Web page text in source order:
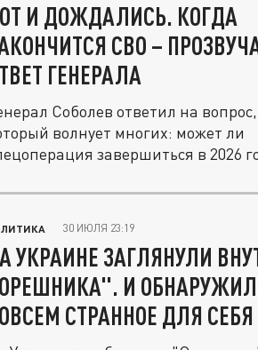
И ДОЖДАЛИСЬ. КОГДА
СВО –
ГЕНЕРАЛА
Соболев ответил на вопрос,
волнует многих: может ли
завершиться в 2026
30 ИЮЛЯ 23:19
УКРАИНЕ ЗАГЛЯНУЛИ
И
СТРАННОЕ ДЛЯ СЕБЯ